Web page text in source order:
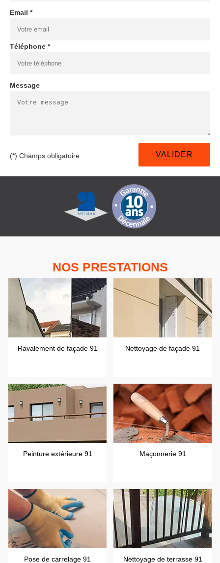
Email *
Téléphone *
Message
(*) Champs obligatoire
NOS PRESTATIONS
Ravalement de façade 91 Nettoyage de façade 91
Peinture extérieure 91 Maçonnerie 91
Pose de carrelage 91 Nettoyage de terrasse 91